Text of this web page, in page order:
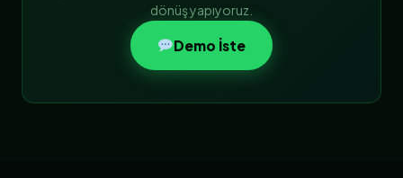
dönüş yapıyoruz.
Demo İste